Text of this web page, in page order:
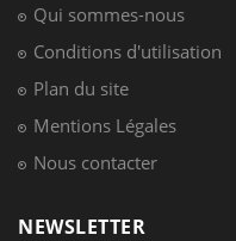
Qui sommes-nous
Conditions d'utilisation
Plan du site
Mentions Légales
Nous contacter
NEWSLETTER